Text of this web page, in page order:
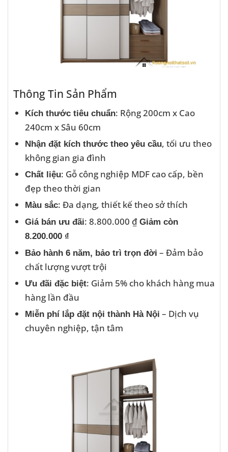
Thông Tin Sản Phẩm
Kích thước tiêu chuẩn: Rộng 200cm x Cao
240cm x Sâu 60cm
Nhận đặt kích thước theo yêu cầu, tối ưu theo
không gian gia đình
Chất liệu: Gỗ công nghiệp MDF cao cấp, bền
đẹp theo thời gian
Màu sắc: Đa dạng, thiết kế theo sở thích
Giá bán ưu đãi: 8.800.000 ₫ Giảm còn
8.200.000 ₫
Bảo hành 6 năm, bảo trì trọn đời – Đảm bảo
chất lượng vượt trội
Ưu đãi đặc biệt: Giảm 5% cho khách hàng mua
hàng lần đầu
Miễn phí lắp đặt nội thành Hà Nội – Dịch vụ
chuyên nghiệp, tận tâm